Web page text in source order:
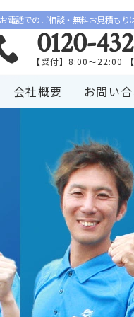
お電話でのご相談・無料お見積もり
0120-
【受付】8:00〜22:00
会社概要 お問い